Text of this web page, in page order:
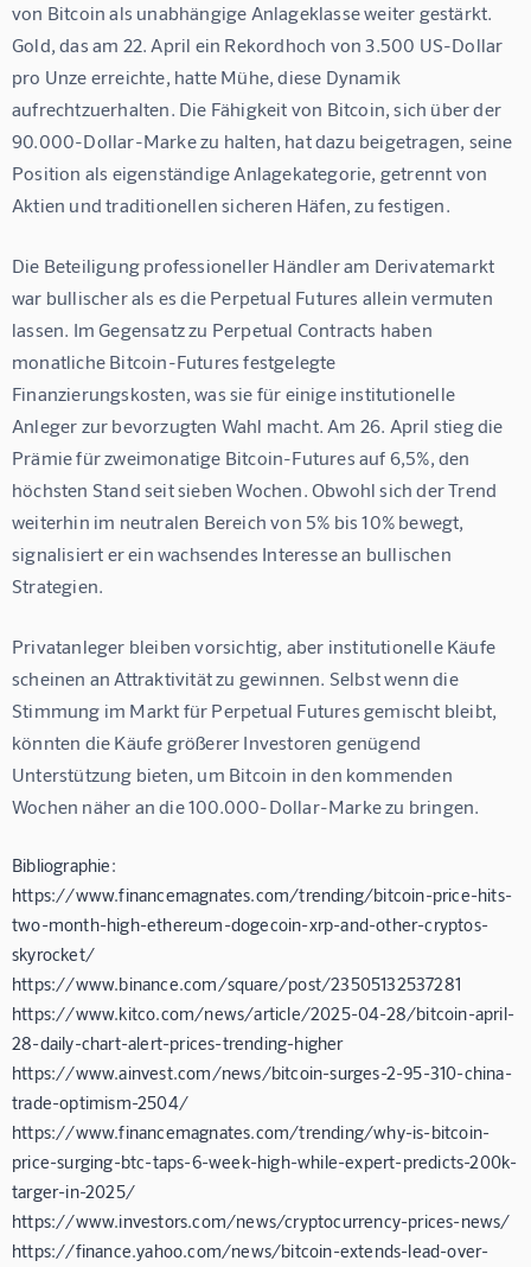
von Bitcoin als unabhängige Anlageklasse weiter gestärkt.
Gold, das am 22. April ein Rekordhoch von 3.500 US-Dollar
pro Unze erreichte, hatte Mühe, diese Dynamik
aufrechtzuerhalten. Die Fähigkeit von Bitcoin, sich über der
90.000-Dollar-Marke zu halten, hat dazu beigetragen, seine
Position als eigenständige Anlagekategorie, getrennt von
Aktien und traditionellen sicheren Häfen, zu festigen.
Die Beteiligung professioneller Händler am Derivatemarkt
war bullischer als es die Perpetual Futures allein vermuten
lassen. Im Gegensatz zu Perpetual Contracts haben
monatliche Bitcoin-Futures festgelegte
Finanzierungskosten, was sie für einige institutionelle
Anleger zur bevorzugten Wahl macht. Am 26. April stieg die
Prämie für zweimonatige Bitcoin-Futures auf 6,5%, den
höchsten Stand seit sieben Wochen. Obwohl sich der Trend
weiterhin im neutralen Bereich von 5% bis 10% bewegt,
signalisiert er ein wachsendes Interesse an bullischen
Strategien.
Privatanleger bleiben vorsichtig, aber institutionelle Käufe
scheinen an Attraktivität zu gewinnen. Selbst wenn die
Stimmung im Markt für Perpetual Futures gemischt bleibt,
könnten die Käufe größerer Investoren genügend
Unterstützung bieten, um Bitcoin in den kommenden
Wochen näher an die 100.000-Dollar-Marke zu bringen.
Bibliographie:
https://www.financemagnates.com/trending/bitcoin-price-hits-
two-month-high-ethereum-dogecoin-xrp-and-other-cryptos-
skyrocket/
https://www.binance.com/square/post/23505132537281
https://www.kitco.com/news/article/2025-04-28/bitcoin-april-
28-daily-chart-alert-prices-trending-higher
https://www.ainvest.com/news/bitcoin-surges-2-95-310-china-
trade-optimism-2504/
https://www.financemagnates.com/trending/why-is-bitcoin-
price-surging-btc-taps-6-week-high-while-expert-predicts-200k-
targer-in-2025/
https://www.investors.com/news/cryptocurrency-prices-news/
https://finance.yahoo.com/news/bitcoin-extends-lead-over-